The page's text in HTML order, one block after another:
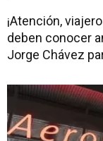
¡Atención,
deben conocer
Jorge Chávez